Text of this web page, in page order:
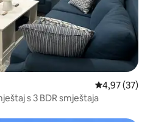
Prosječna
4,97 (37)
s 3 BDR smještaja